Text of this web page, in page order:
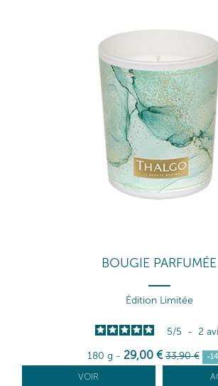
BOUGIE PARFUMÉE
Édition Limitée
5/5 - 2
180 g - 29,00 € 33,90 € -
VOIR